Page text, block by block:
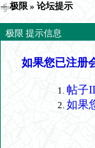
极限 » 论坛提示
极限 提示信息
如果您已注册
帖子
如果